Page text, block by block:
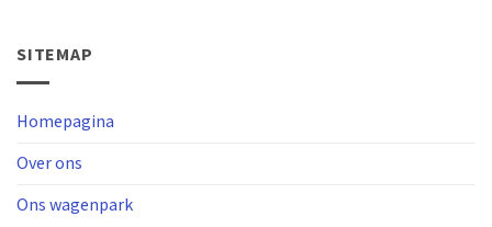
SITEMAP
Homepagina
Over ons
Ons wagenpark